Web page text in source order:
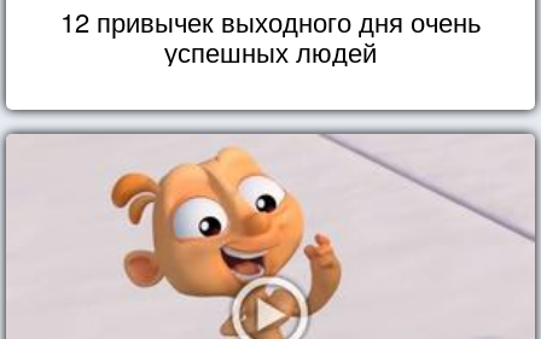
12 привычек выходного дня очень
успешных людей